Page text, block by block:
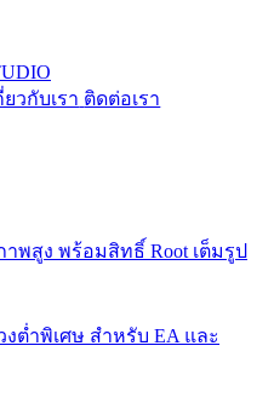
ยวกับเรา ติดต่อเรา
พสูง พร้อมสิทธิ์ Root เต็มรูป
งต่ำพิเศษ สำหรับ EA และ